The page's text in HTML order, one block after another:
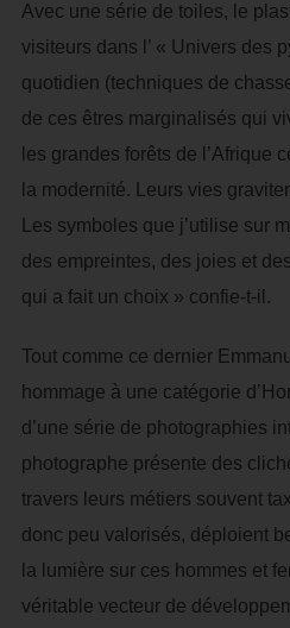
Avec une série de toiles, le
visiteurs dans l’ « Univers des
quotidien (techniques de
de ces êtres marginalisés qui
les grandes forêts de l’Afrique
la modernité. Leurs vies
Les symboles que j’utilise sur
des empreintes, des joies et
qui a fait un choix » confie-t-il.
Tout comme ce dernier
hommage à une catégorie
d’une série de photographies
photographe présente des
travers leurs métiers souvent
donc peu valorisés, déploient
la lumière sur ces hommes et
véritable vecteur de